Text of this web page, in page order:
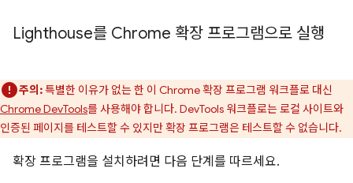
Lighthouse를 Chrome 확장 프로그램으로 실행
주의:특별한 이유가 없는 한 이 Chrome 확장 프로그램 워크플로 대신
Chrome DevTools를 사용해야 합니다. DevTools 워크플로는 로컬 사이트와
인증된 페이지를 테스트할 수 있지만 확장 프로그램은 테스트할 수 없습니다.
확장 프로그램을 설치하려면 다음 단계를 따르세요.